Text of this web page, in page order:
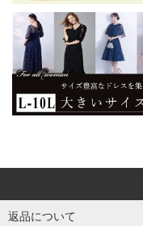
返品について